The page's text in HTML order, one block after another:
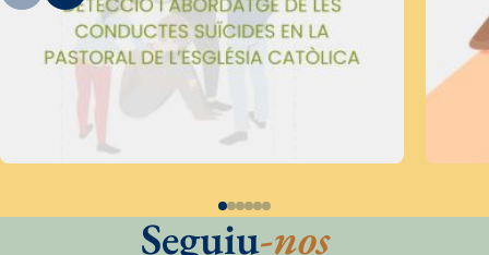
Seguiu-nos